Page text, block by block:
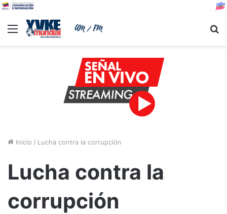
Menu
Inicio / Lucha contra la corrupción
Lucha contra la
corrupción